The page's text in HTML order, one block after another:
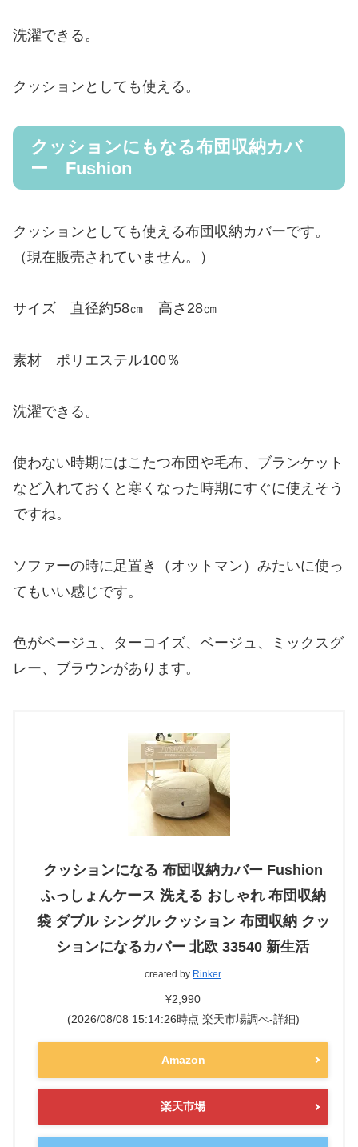
洗濯できる。
クッションとしても使える。
クッションにもなる布団収納カバ
ー Fushion
クッションとしても使える布団収納カバーです。
（現在販売されていません。）
サイズ 直径約58㎝ 高さ28㎝
素材 ポリエステル100％
洗濯できる。
使わない時期にはこたつ布団や毛布、ブランケット
など入れておくと寒くなった時期にすぐに使えそう
ですね。
ソファーの時に足置き（オットマン）みたいに使っ
てもいい感じです。
色がベージュ、ターコイズ、ベージュ、ミックスグ
レー、ブラウンがあります。
クッションになる 布団収納カバー Fushion
ふっしょんケース 洗える おしゃれ 布団収納
袋 ダブル シングル クッション 布団収納 クッ
ションになるカバー 北欧 33540 新生活
created by Rinker
¥2,990
(2026/08/08 15:14:26時点 楽天市場調べ-詳細)
Amazon
楽天市場